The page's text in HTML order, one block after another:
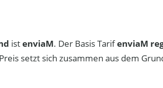
istenviaM. Der Basis TarifenviaM
setzt sich zusammen aus dem